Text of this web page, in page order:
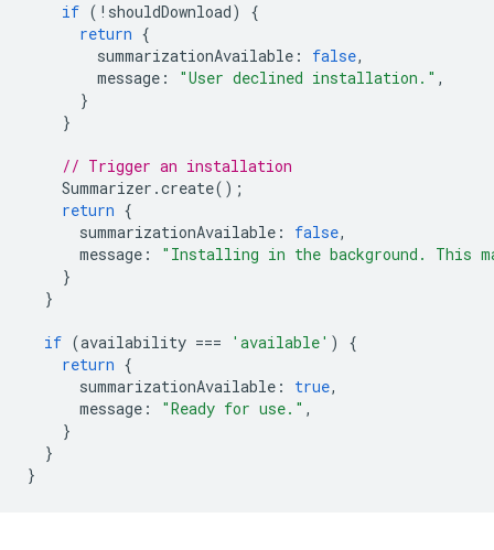
if ( ! shouldDownload)
{
return {
summarizationAvailable : false,
message : "User declined installation." ,
}
}
// Trigger an installation
Summarizer .create();
return {
summarizationAvailable : false,
message :
"Installing in the background. This
}
}
if (availability === 'available' )
{
return {
summarizationAvailable : true,
message : "Ready for use." ,
}
}
}